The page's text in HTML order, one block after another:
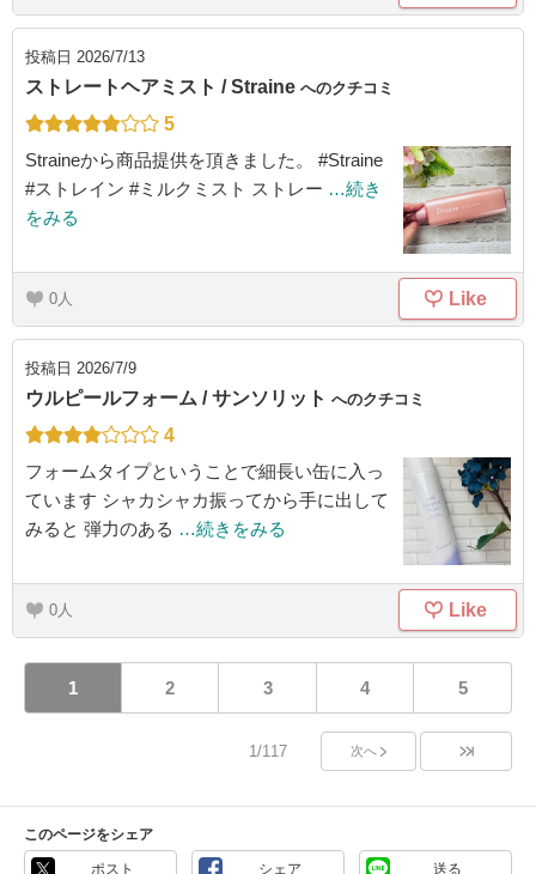
投稿日 2026/7/13
ストレートヘアミスト / Straine へのクチコミ
5
Straineから商品提供を頂きました。 #Straine
#ストレイン #ミルクミスト ストレー …続き
をみる
0 Like
投稿日 2026/7/9
ウルピールフォーム / サンソリット へのクチコミ
4
フォームタイプということで細長い缶に入っ
ています シャカシャカ振ってから手に出して
みると 弾力のある …続きをみる
0 Like
1 2 3 4 5
1/117 次へ
このページをシェア
ポスト シェア 送る